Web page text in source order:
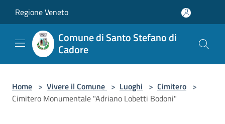
Regione Veneto
Comune di Santo Stefano di
Cadore
Home > Vivere il Comune > Luoghi > Cimitero >
Cimitero Monumentale "Adriano Lobetti Bodoni"